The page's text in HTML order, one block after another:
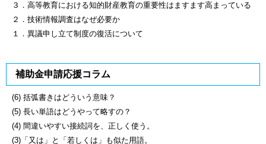
３．高等教育における知的財産教育の重要性はますます高まっている
２．技術情報調査はなぜ必要か
１．異議申し立て制度の復活について
補助金申請応援コラム
(6) 括弧書きはどういう意味？
(5) 長い単語はどうやって略すの？
(4) 間違いやすい接続詞を、正しく使う。
(3)「又は」と「若しくは」も似た用語。